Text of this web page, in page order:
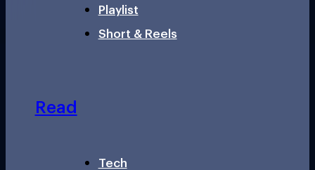
Playlist
Short & Reels
Read
Tech